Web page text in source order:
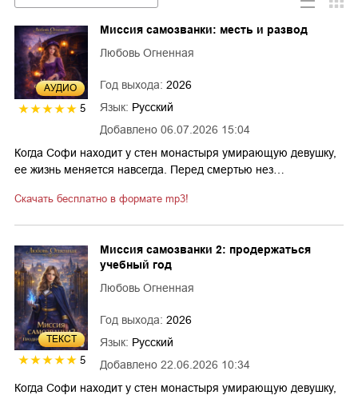
AУДИО
5
Добавлено 06.07.2026 15:04
Миссия самозванки: месть и развод
Любовь Огненная
Год выхода: 2026
Язык: Русский
Когда Софи находит у стен монастыря умирающую девушку,
ее жизнь меняется навсегда. Перед смертью нез…
Скачать бесплатно в формате mp3!
ТЕКСТ
5 Добавлено 22.06.2026 10:34
Миссия самозванки 2: продержаться
учебный год
Любовь Огненная
Год выхода: 2026
Язык: Русский
Когда Софи находит у стен монастыря умирающую девушку,